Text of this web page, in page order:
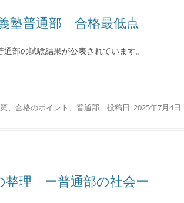
塾普通部 合格最低点
部の試験結果が公表されています。
、 合格のポイント 、 普通部 | 投稿日:2025年7月4日
整理 ー普通部の社会ー